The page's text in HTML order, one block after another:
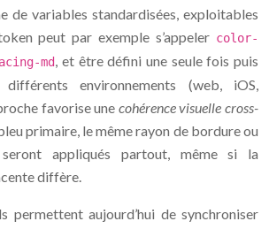
de variables standardisées, exploitables
peut par exemple s’appeler color-
md, et être défini une seule fois puis
environnements (web, iOS,
favorise une cohérence visuelle cross-
primaire, le même rayon de bordure ou
appliqués partout, même si la
diffère.
permettent aujourd’hui de synchroniser